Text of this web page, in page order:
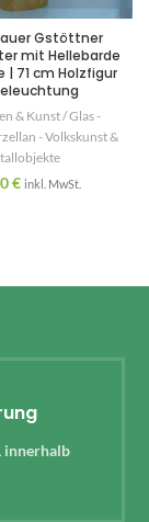
Gstöttner
mit Hellebarde
| 71 cm Holzfigur
& Kunst / Glas -
- Volkskunst &
€ inkl. MwSt.
innerhalb